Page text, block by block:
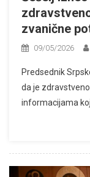
zvanične
09/05/2026
Predsednik
da je
informacijama